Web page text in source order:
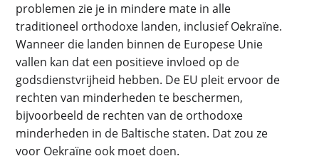
problemen zie je in mindere mate in alle
traditioneel orthodoxe landen, inclusief Oekraïne.
Wanneer die landen binnen de Europese Unie
vallen kan dat een positieve invloed op de
godsdienstvrijheid hebben. De EU pleit ervoor de
rechten van minderheden te beschermen,
bijvoorbeeld de rechten van de orthodoxe
minderheden in de Baltische staten. Dat zou ze
voor Oekraïne ook moet doen.